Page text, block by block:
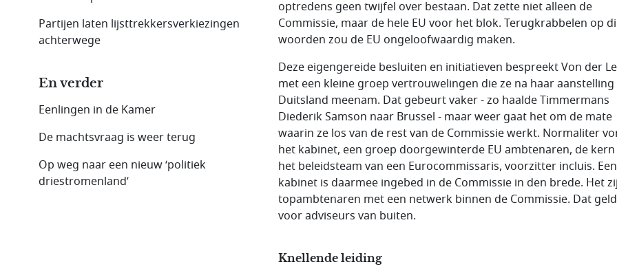
optredens geen twijfel over bestaan. Dat zette niet alleen de
Commissie, maar de hele EU voor het blok. Terugkrabbelen op
woorden zou de EU ongeloofwaardig maken.
Deze eigengereide besluiten en initiatieven bespreekt Von der
met een kleine groep vertrouwelingen die ze na haar
Duitsland meenam. Dat gebeurt vaker - zo haalde Timmermans
Diederik Samson naar Brussel - maar weer gaat het om de mate
waarin ze los van de rest van de Commissie werkt. Normaliter
het kabinet, een groep doorgewinterde EU ambtenaren, de kern
het beleidsteam van een Eurocommissaris, voorzitter incluis. Een
kabinet is daarmee ingebed in de Commissie in den brede. Het
topambtenaren met een netwerk binnen de Commissie. Dat
voor adviseurs van buiten.
Knellende leiding
Partijen laten lijsttrekkersverkiezingen
achterwege
En verder
Eenlingen in de Kamer
De machtsvraag is weer terug
Op weg naar een nieuw ‘politiek
driestromenland’